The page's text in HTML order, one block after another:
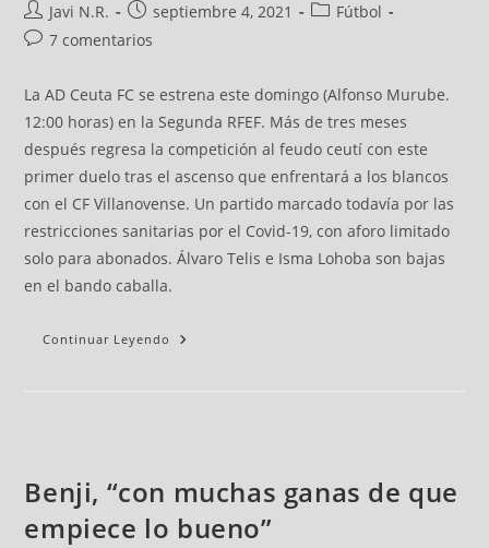
Javi N.R. septiembre 4, 2021
Fútbol
7 comentarios
La AD Ceuta FC se estrena este domingo (Alfonso Murube.
12:00 horas) en la Segunda RFEF. Más de tres meses
después regresa la competición al feudo ceutí con este
primer duelo tras el ascenso que enfrentará a los blancos
con el CF Villanovense. Un partido marcado todavía por las
restricciones sanitarias por el Covid-19, con aforo limitado
solo para abonados. Álvaro Telis e Isma Lohoba son bajas
en el bando caballa.
Continuar Leyendo
Benji, “con muchas ganas de que
empiece lo bueno”